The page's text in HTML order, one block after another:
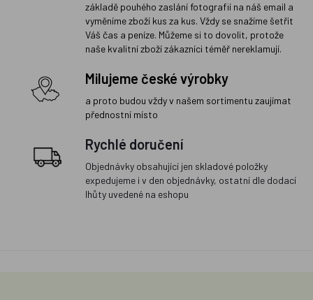
základě pouhého zaslání fotografií na náš email a
vyměníme zboží kus za kus. Vždy se snažíme šetřit
Váš čas a peníze. Můžeme si to dovolit, protože
naše kvalitní zboží zákazníci téměř nereklamují.
Milujeme české výrobky
a proto budou vždy v našem sortimentu zaujímat
přednostní místo
Rychlé doručení
Objednávky obsahující jen skladové položky
expedujeme i v den objednávky, ostatní dle dodací
lhůty uvedené na eshopu